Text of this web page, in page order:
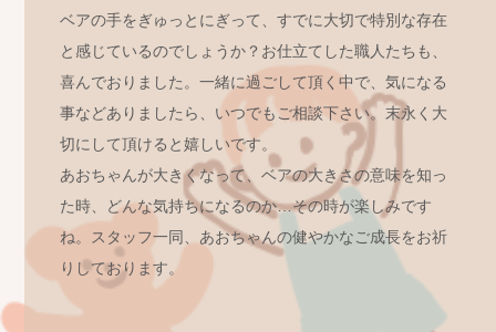
ベアの手をぎゅっとにぎって、すでに大切で特別な存在
と感じているのでしょうか？お仕立てした職人たちも、
喜んでおりました。一緒に過ごして頂く中で、気になる
事などありましたら、いつでもご相談下さい。末永く大
切にして頂けると嬉しいです。
あおちゃんが大きくなって、ベアの大きさの意味を知っ
た時、どんな気持ちになるのか…その時が楽しみです
ね。スタッフ一同、あおちゃんの健やかなご成長をお祈
りしております。